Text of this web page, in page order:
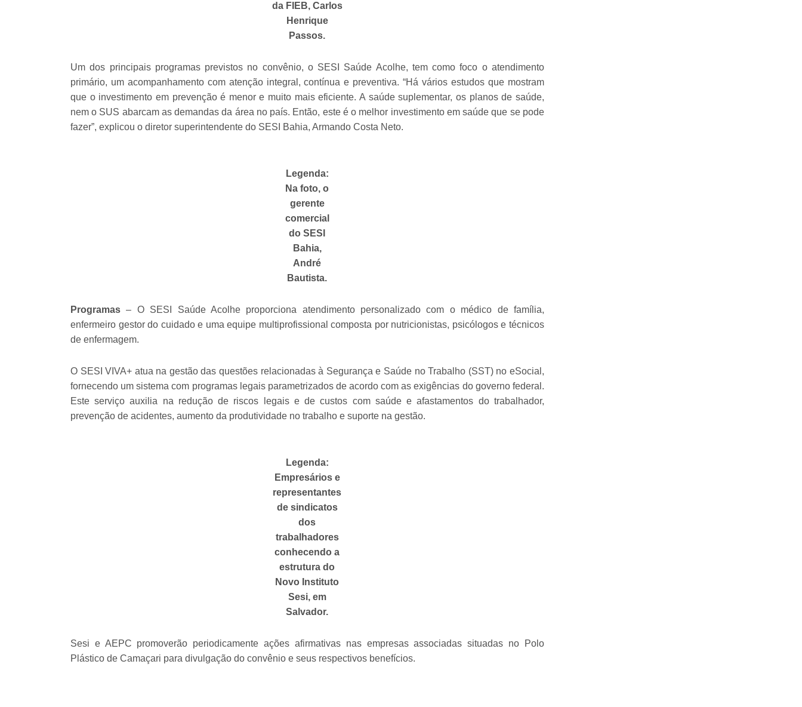
da FIEB, Carlos
Henrique
Passos.
Um dos principais programas previstos no convênio, o SESI Saúde Acolhe, tem como foco o atendimento
primário, um acompanhamento com atenção integral, contínua e preventiva. “Há vários estudos que mostram
que o investimento em prevenção é menor e muito mais eficiente. A saúde suplementar, os planos de saúde,
nem o SUS abarcam as demandas da área no país. Então, este é o melhor investimento em saúde que se pode
fazer”, explicou o diretor superintendente do SESI Bahia, Armando Costa Neto.
Legenda:
Na foto, o
gerente
comercial
do SESI
Bahia,
André
Bautista.
Programas– O SESI Saúde Acolhe proporciona atendimento personalizado com o médico de família,
enfermeiro gestor do cuidado e uma equipe multiprofissional composta por nutricionistas, psicólogos e técnicos
de enfermagem.
O SESI VIVA+ atua na gestão das questões relacionadas à Segurança e Saúde no Trabalho (SST) no eSocial,
fornecendo um sistema com programas legais parametrizados de acordo com as exigências do governo federal.
Este serviço auxilia na redução de riscos legais e de custos com saúde e afastamentos do trabalhador,
prevenção de acidentes, aumento da produtividade no trabalho e suporte na gestão.
Legenda:
Empresários e
representantes
de sindicatos
dos
trabalhadores
conhecendo a
estrutura do
Novo Instituto
Sesi, em
Salvador.
Sesi e AEPC promoverão periodicamente ações afirmativas nas empresas associadas situadas no Polo
Plástico de Camaçari para divulgação do convênio e seus respectivos benefícios.